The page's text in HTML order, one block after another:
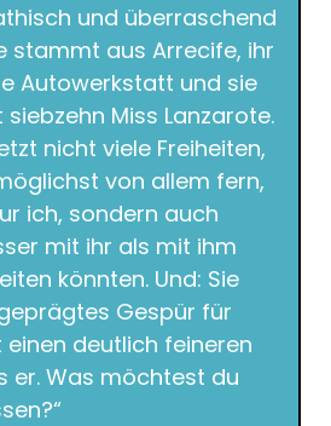
und überraschend
stammt aus Arrecife, ihr
Autowerkstatt und sie
Miss Lanzarote.
nicht viele Freiheiten,
von allem fern,
ich, sondern auch
mit ihr als mit ihm
könnten. Und: Sie
Gespür für
einen deutlich feineren
er. Was möchtest du